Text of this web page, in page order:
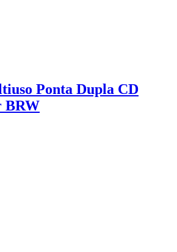
Ponta Dupla CD
BRW